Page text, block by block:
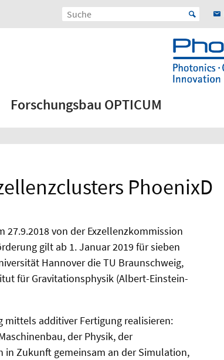
Forschungsbau OPTICUM
PhoenixD
27.9.2018 von der Exzellenzkommission
gilt ab 1. Januar 2019 für sieben
Hannover die TU Braunschweig,
für Gravitationsphysik (Albert-Einstein-
mittels additiver Fertigung realisieren:
der Physik, der
Zukunft gemeinsam an der Simulation,